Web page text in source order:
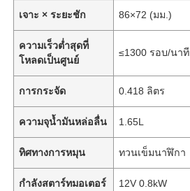
เจาะ × ระยะชัก 86×72 (มม.)
ความเร็วต่ำสุดที่
โหลดเป็นศูนย์
≤1300 รอบ/นาที
การกระจัด 0.418 ลิตร
ความจุน้ำมันหล่อลื่น 1.65L
ทิศทางการหมุน ทวนเข็มนาฬิกา
กำลังสตาร์ทมอเตอร์ 12V 0.8kW